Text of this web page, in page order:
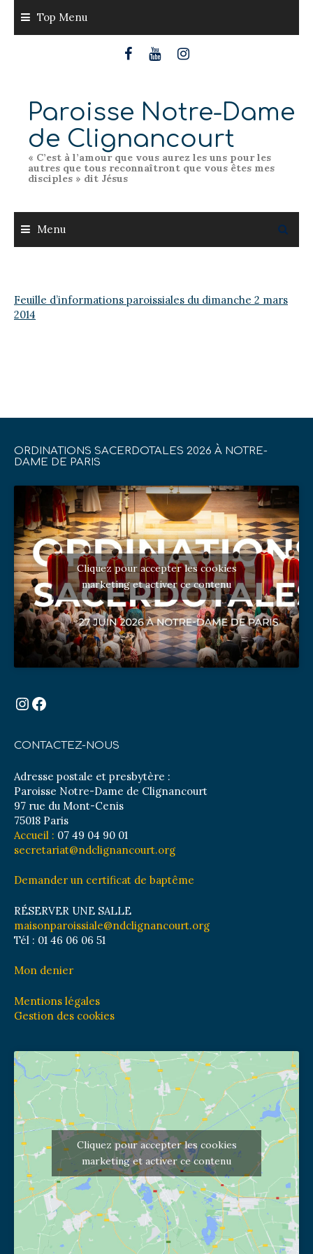
content
Top Menu
Paroisse Notre-Dame
de Clignancourt
« C’est à l’amour que vous aurez les uns pour les
autres que tous reconnaîtront que vous êtes mes
disciples » dit Jésus
Menu
Feuille d’informations paroissiales du dimanche 2 mars
2014
ORDINATIONS SACERDOTALES 2026 À NOTRE-
DAME DE PARIS
Cliquez pour accepter les cookies
marketing et activer ce contenu
Instagram
Facebook
CONTACTEZ-NOUS
Adresse postale et presbytère :
Paroisse Notre-Dame de Clignancourt
97 rue du Mont-Cenis
75018 Paris
Accueil : 07 49 04 90 01
secretariat@ndclignancourt.org
Demander un certificat de baptême
RÉSERVER UNE SALLE
maisonparoissiale@ndclignancourt.org
Tél : 01 46 06 06 51
Mon denier
Mentions légales
Gestion des cookies
Cliquez pour accepter les cookies
marketing et activer ce contenu